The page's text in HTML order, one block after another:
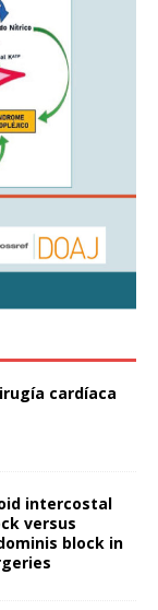
cardíaca
intercostal
versus
block in